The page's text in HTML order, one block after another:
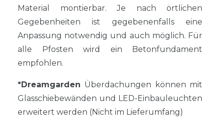
Material montierbar. Je nach örtlichen
Gegebenheiten ist gegebenenfalls eine
Anpassung notwendig und auch möglich. Für
alle Pfosten wird ein Betonfundament
empfohlen.
*Dreamgarden Überdachungen können mit
Glasschiebewänden und LED-Einbauleuchten
erweitert werden (Nicht im Lieferumfang)